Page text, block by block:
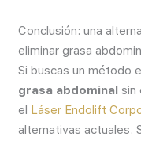
Conclusión: una
eliminar grasa
Si buscas un método
grasa abdominal sin
el Láser Endolift
alternativas actuales.